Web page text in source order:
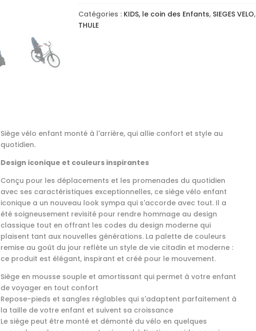
Catégories : KIDS, le coin des Enfants, SIEGES VELO,
THULE
Siège vélo enfant monté à l'arrière, qui allie confort et style au
quotidien.
Design iconique et couleurs inspirantes
Conçu pour les déplacements et les promenades du quotidien
avec ses caractéristiques exceptionnelles, ce siège vélo enfant
iconique a un nouveau look sympa qui s'accorde avec tout. Il a
été soigneusement revisité pour rendre hommage au design
classique tout en offrant les codes du design moderne qui
plaisent tant aux nouvelles générations. La palette de couleurs
remise au goût du jour reflète un style de vie citadin et moderne :
ce produit est élégant, inspirant et créé pour le mouvement.
Siège en mousse souple et amortissant qui permet à votre enfant
de voyager en tout confort
Repose-pieds et sangles réglables qui s'adaptent parfaitement à
la taille de votre enfant et suivent sa croissance
Le siège peut être monté et démonté du vélo en quelques